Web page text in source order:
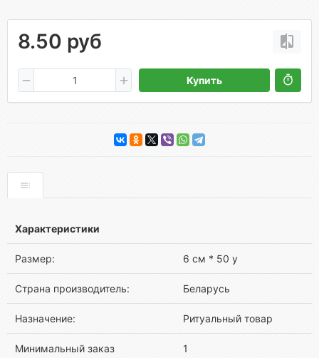
8.50 руб
Купить
Характеристики
Размер: 6 см * 50 у
Страна производитель: Беларусь
Назначение: Ритуальный товар
Минимальный заказ 1